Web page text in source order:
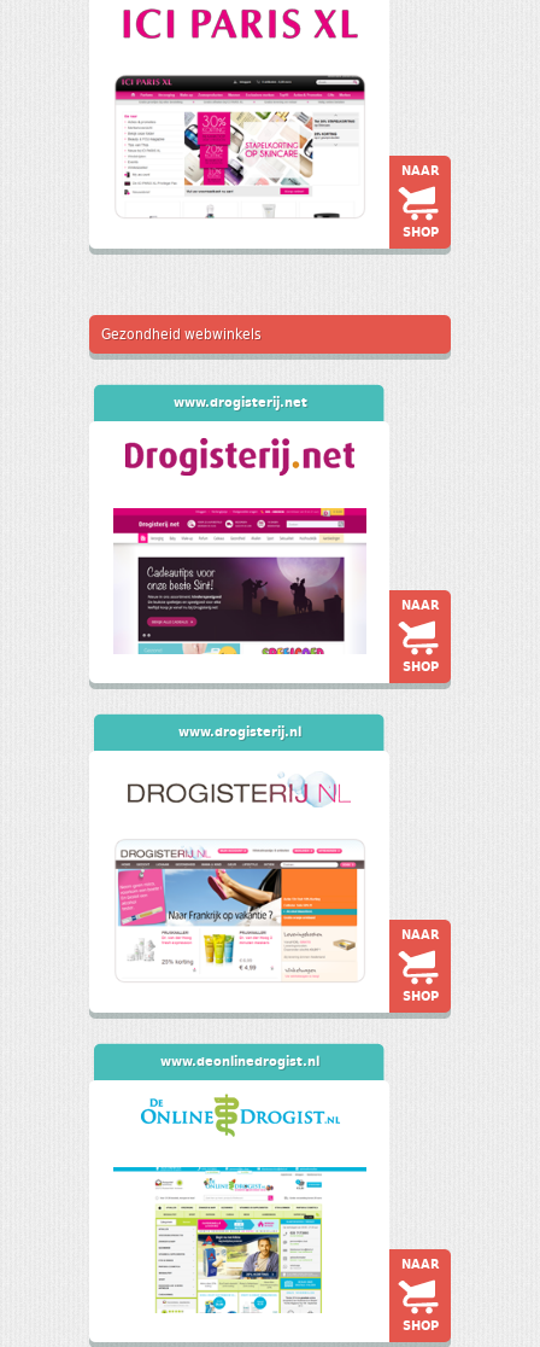
NAAR
SHOP
Gezondheid webwinkels
www.drogisterij.net
NAAR
SHOP
www.drogisterij.nl
NAAR
SHOP
www.deonlinedrogist.nl
NAAR
SHOP